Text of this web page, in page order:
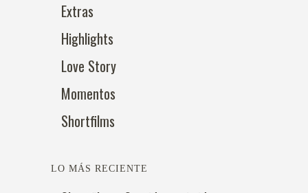
Extras
Highlights
Love Story
Momentos
Shortfilms
LO MÁS RECIENTE